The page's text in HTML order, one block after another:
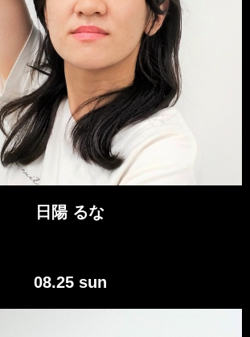
日陽 るな
08.25 sun